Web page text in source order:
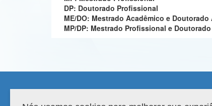
DP: Doutorado Profissional
ME/DO: Mestrado Acadêmico e Doutorado
MP/DP: Mestrado Profissional e